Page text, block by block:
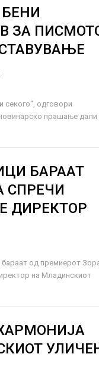
ЗА
секого“, одговори
прашање дали
БАРААТ
СПРЕЧИ
ДИРЕКТОР
бараат од премиерот
на Младинскиот